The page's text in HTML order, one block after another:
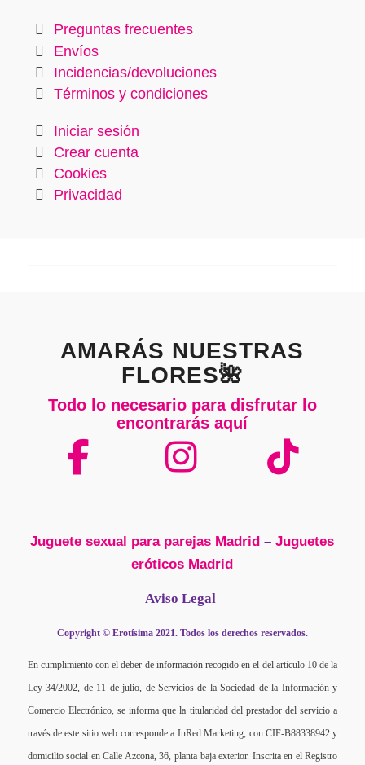
Preguntas frecuentes
Envíos
Incidencias/devoluciones
Términos y condiciones
Iniciar sesión
Crear cuenta
Cookies
Privacidad
AMARÁS NUESTRAS
FLORES🌺
Todo lo necesario para disfrutar lo
encontrarás aquí
Juguete sexual para parejas Madrid –Juguetes
eróticos Madrid
Aviso Legal
Copyright © Erotísima 2021. Todos los derechos reservados.
En cumplimiento con el deber de información recogido en el del artículo 10 de la
Ley 34/2002, de 11 de julio, de Servicios de la Sociedad de la Información y
Comercio Electrónico, se informa que la titularidad del prestador del servicio a
través de este sitio web corresponde a InRed Marketing, con CIF-B88338942 y
domicilio social en Calle Azcona, 36, planta baja exterior. Inscrita en el Registro